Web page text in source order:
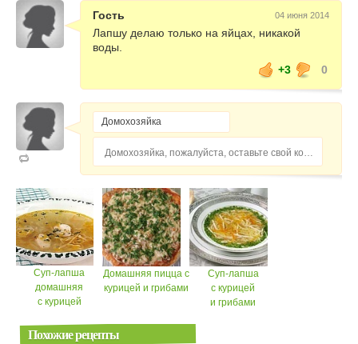
Гость 04 июня 2014
Лапшу делаю только на яйцах, никакой
воды.
+3
0
Суп-лапша
домашняя
с курицей
Домашняя пицца с
курицей и грибами
Суп-лапша
с курицей
и грибами
Похожие рецепты